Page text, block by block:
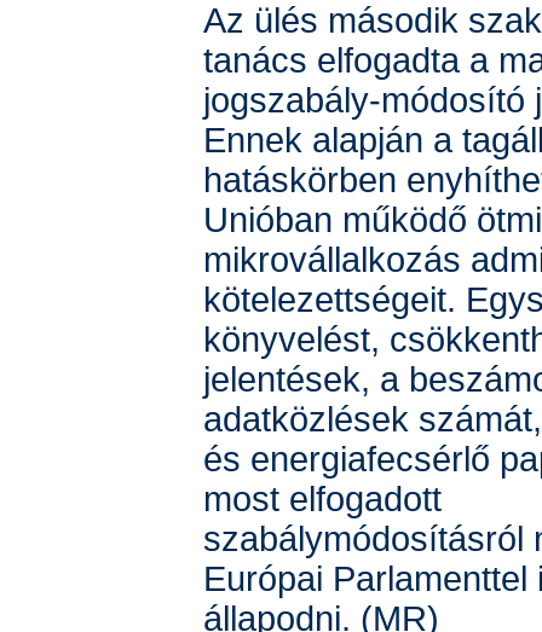
Az ülés második
tanács elfogadta a
jogszabály-módosító
Ennek alapján a
hatáskörben
Unióban működő
mikrovállalkozás
kötelezettségeit.
könyvelést,
jelentések, a
adatközlések
és energiafecsérlő
most elfogadott
szabálymódosításról
Európai Parlamenttel
állapodni. (MR)